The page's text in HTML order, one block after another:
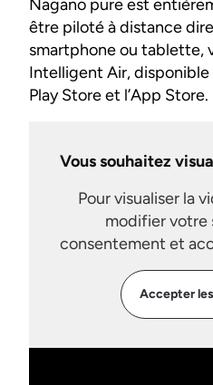
Nagano pure est
être piloté à distance
smartphone ou tablette,
Intelligent Air,
Play Store et l’App Store.
Vous souhaitez
Pour visualiser la
modifier votre
consentement et
Accepter